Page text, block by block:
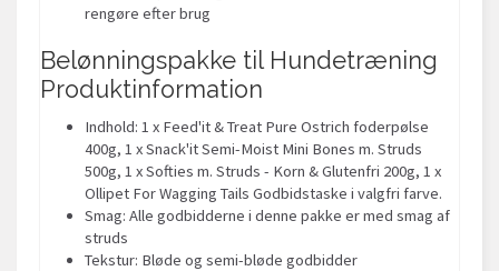
rengøre efter brug
Belønningspakke til Hundetræning
Produktinformation
Indhold: 1 x Feed'it & Treat Pure Ostrich foderpølse
400g, 1 x Snack'it Semi-Moist Mini Bones m. Struds
500g, 1 x Softies m. Struds - Korn & Glutenfri 200g, 1 x
Ollipet For Wagging Tails Godbidstaske i valgfri farve.
Smag: Alle godbidderne i denne pakke er med smag af
struds
Tekstur: Bløde og semi-bløde godbidder